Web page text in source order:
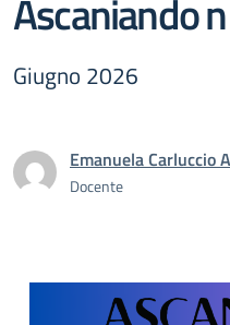
Ascaniando
Giugno 2026
Emanuela Carluccio
Docente